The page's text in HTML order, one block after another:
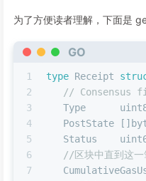
为了方便读者理解，下面是
GO
1
2
3
4
5
6
7
type Receipt
// Consensus
   Type
   PostState []
   Status
//区块中直到这